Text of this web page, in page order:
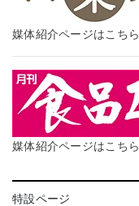
媒体紹介ページはこちら
媒体紹介ページはこちら
特設ページ